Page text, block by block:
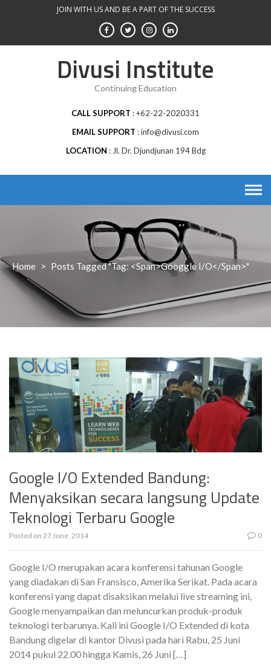
JOIN WITH US AND BE A PART OF THE SUCCESS
Divusi Institute
Continuing Education
CALL SUPPORT
+62-22-2020331
EMAIL SUPPORT
info@divusi.com
LOCATION
Jl. Dr. Djundjunan 194 Bdg
Home > Posts Tagged "Tag: <span>googgle I/o</span>"
Google I/O Extended Bandung:
Menyaksikan secara langsung Update
Teknologi Terbaru Google
Posted on 27 June, 2014 0
Google I/O merupakan acara konferensi tahunan Google
yang diadakan di San Fransisco, Amerika Serikat. Pada acara
konferensi yang dapat disaksikan melalui live streaming ini,
Google menyampaikan dan meluncurkan produk-produk
teknologi terbarunya. Kali ini Google I/O Extended di kota
Bandung digelar di kantor Divusi pada hari Rabu, 25 Juni
2014 pukul 22.00 hingga Kamis, 26 Juni […]